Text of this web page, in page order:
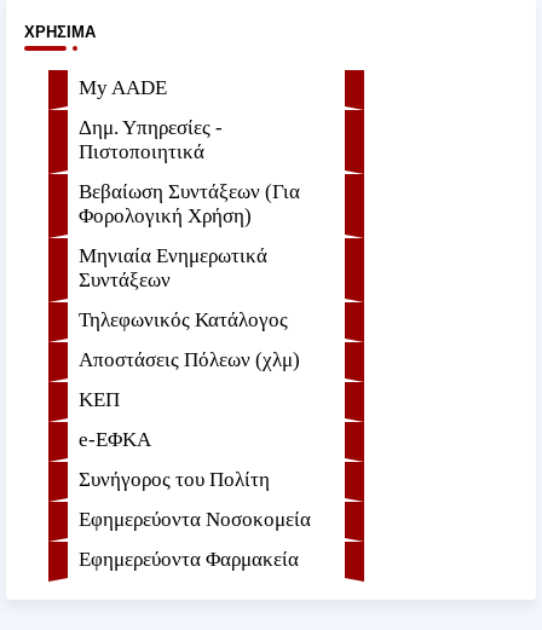
ΧΡΉΣΙΜΑ
My AADE
Δημ. Υπηρεσίες -
Πιστοποιητικά
Βεβαίωση Συντάξεων (Για
Φορολογική Χρήση)
Μηνιαία Ενημερωτικά
Συντάξεων
Τηλεφωνικός Κατάλογος
Αποστάσεις Πόλεων (χλμ)
ΚΕΠ
e-ΕΦKA
Συνήγορος του Πολίτη
Εφημερεύοντα Νοσοκομεία
Εφημερεύοντα Φαρμακεία